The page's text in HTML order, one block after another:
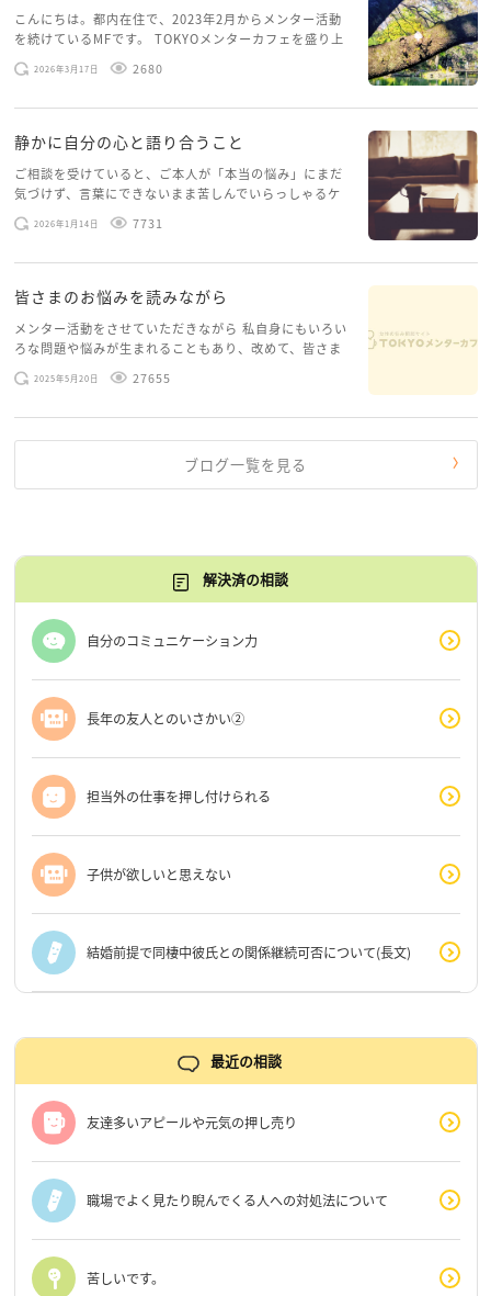
こんにちは。都内在住で、2023年2月からメンター活動
を続けているMFです。 TOKYOメンターカフェを盛り上
げたいという想いから、勇気を出して初めてブログを投
稿してみようと思います。少し自分のことを書いてみま
2026年3月17日 2680
静かに自分の心と語り合うこと
ご相談を受けていると、ご本人が「本当の悩み」にまだ
気づけず、言葉にできないまま苦しんでいらっしゃるケ
ースがありますお悩みというのは、心の深いところ（深
層心理）に触れることで、まったく違う角度から解決の
2026年1月14日 7731
皆さまのお悩みを読みながら
メンター活動をさせていただきながら 私自身にもいろい
ろな問題や悩みが生まれることもあり、改めて、皆さま
のお悩みを読みながら 「みんな、もがいてる。わたし
だけじゃないんだな」と、逆に励まされるような日々で
2025年5月20日 27655
ブログ一覧を見る
解決済の相談
自分のコミュニケーション力
長年の友人とのいさかい②
担当外の仕事を押し付けられる
子供が欲しいと思えない
結婚前提で同棲中彼氏との関係継続可否について(長文)
最近の相談
友達多いアピールや元気の押し売り
職場でよく見たり睨んでくる人への対処法について
苦しいです。